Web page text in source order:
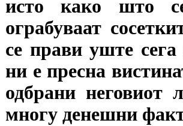
исто како што
ограбуваат
се прави уште
ни е пресна
одбрани неговиот
многу денешни